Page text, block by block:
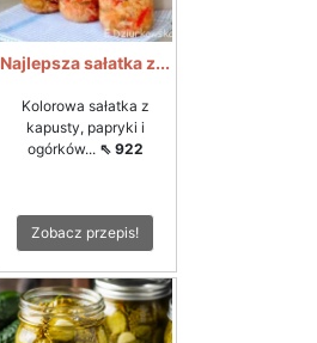
Najlepsza sałatka z...
Kolorowa sałatka z
kapusty, papryki i
ogórków... ⇖ 922
Zobacz przepis!